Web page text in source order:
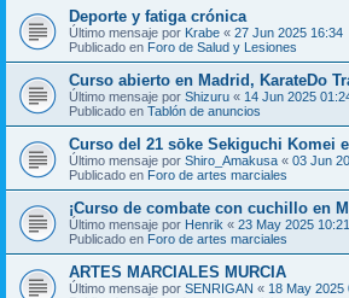
Deporte y fatiga crónica
Último mensaje por Krabe « 27 Jun 2025 16:34
Publicado en Foro de Salud y Lesiones
Curso abierto en Madrid, KarateDo
Último mensaje por Shizuru « 14 Jun 2025
Publicado en Tablón de anuncios
Curso del 21 sōke Sekiguchi Komei
Último mensaje por Shiro_Amakusa « 03 Jun
Publicado en Foro de artes marciales
¡Curso de combate con cuchillo en
Último mensaje por Henrik « 23 May 2025 10:21
Publicado en Foro de artes marciales
ARTES MARCIALES MURCIA
Último mensaje por SENRIGAN « 18 May 2025